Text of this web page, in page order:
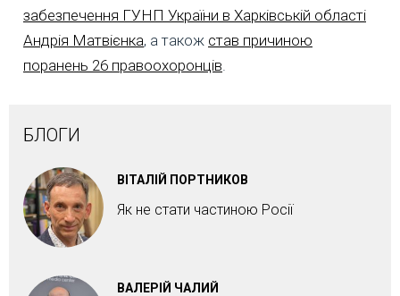
забезпечення ГУНП України в Харківській області
Андрія Матвієнка, а також став причиною
поранень 26 правоохоронців
БЛОГИ
ВІТАЛІЙ ПОРТНИКОВ
Як не стати частиною Росії
ВАЛЕРІЙ ЧАЛИЙ